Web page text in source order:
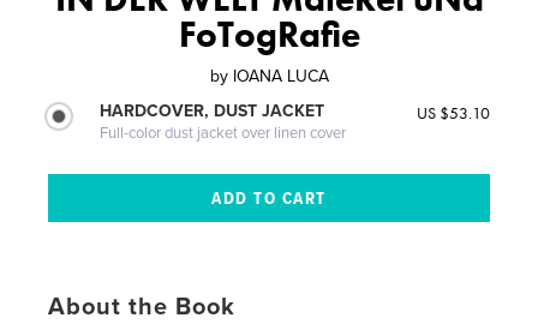
FoTogRafie
by IOANA LUCA
HARDCOVER, DUST JACKET
Full-color dust jacket over linen cover
US $53.10
About the Book